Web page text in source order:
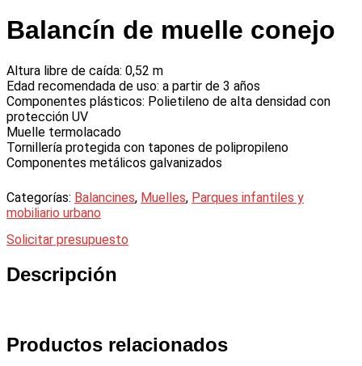
Balancín de muelle conejo
Altura libre de caída: 0,52 m
Edad recomendada de uso: a partir de 3 años
Componentes plásticos: Polietileno de alta densidad con
protección UV
Muelle termolacado
Tornillería protegida con tapones de polipropileno
Componentes metálicos galvanizados
Categorías: Balancines, Muelles, Parques infantiles y
mobiliario urbano
Solicitar presupuesto
Descripción
Productos relacionados